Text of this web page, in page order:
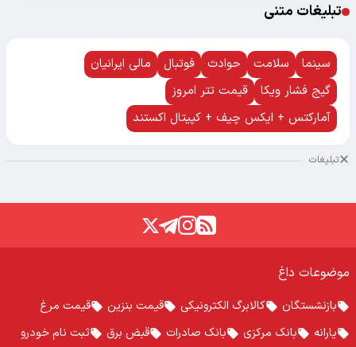
تبلیغات متنی
سینما سلامت حوادث فوتبال
مالی ایرانیان
گیج فشار ویکا
قیمت تتر امروز
آمارکتس + ایکس چیف + کپیتال اکستند
تبلیغات
موضوعات داغ
بازنشستگان کالابرگ الکترونیکی قیمت بنزین
قیمت مرغ
یارانه
بانک مرکزی بانک صادرات قبض برق ثبت نام خودرو